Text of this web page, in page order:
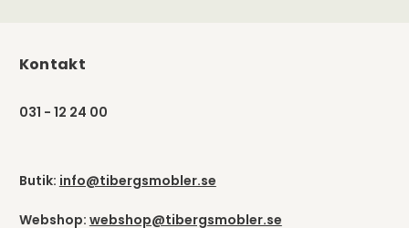
Kontakt
031 - 12 24 00
Butik: info@tibergsmobler.se
Webshop: webshop@tibergsmobler.se